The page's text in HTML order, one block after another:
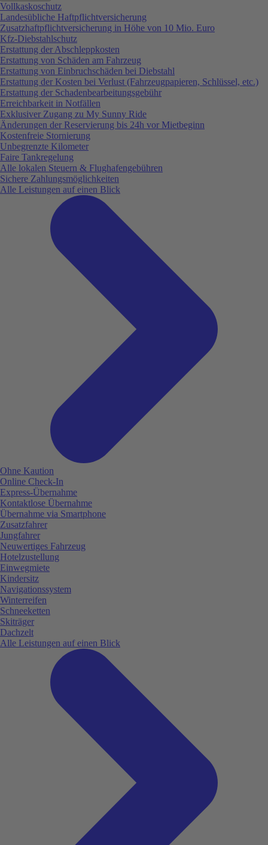
Vollkaskoschutz
Landesübliche Haftpflichtversicherung
Zusatzhaftpflichtversicherung in Höhe von 10 Mio. Euro
Kfz-Diebstahlschutz
Erstattung der Abschleppkosten
Erstattung von Schäden am Fahrzeug
Erstattung von Einbruchschäden bei Diebstahl
Erstattung der Kosten bei Verlust (Fahrzeugpapieren, Schlüssel, etc.)
Erstattung der Schadenbearbeitungsgebühr
Erreichbarkeit in Notfällen
Exklusiver Zugang zu My Sunny Ride
Änderungen der Reservierung bis 24h vor Mietbeginn
Kostenfreie Stornierung
Unbegrenzte Kilometer
Faire Tankregelung
Alle lokalen Steuern & Flughafengebühren
Sichere Zahlungsmöglichkeiten
Alle Leistungen auf einen Blick
Ohne Kaution
Online Check-In
Express-Übernahme
Kontaktlose Übernahme
Übernahme via Smartphone
Zusatzfahrer
Jungfahrer
Neuwertiges Fahrzeug
Hotelzustellung
Einwegmiete
Kindersitz
Navigationssystem
Winterreifen
Schneeketten
Skiträger
Dachzelt
Alle Leistungen auf einen Blick